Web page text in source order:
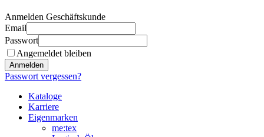
Anmelden Geschäftskunde
Email
Passwort
Angemeldet bleiben
Anmelden
Passwort vergessen?
Kataloge
Karriere
Eigenmarken
me:tex